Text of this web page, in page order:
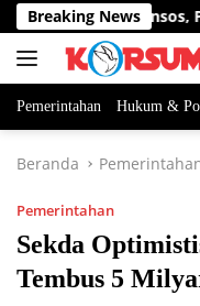
Langsung
ke
konten
Breaking News
Digitalisasi Bansos,
Pemerintahan Hukum &
Beranda
Pemerintahan
Sekda
Tembus 5